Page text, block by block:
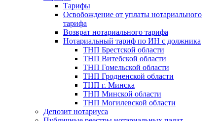
Тарифы
Освобождение от уплаты нотариального
тарифа
Возврат нотариального тарифа
Нотариальный тариф по ИН с должника
ТНП Брестской области
ТНП Витебской области
ТНП Гомельской области
ТНП Гродненской области
ТНП г. Минска
ТНП Минской области
ТНП Могилевской области
Депозит нотариуса